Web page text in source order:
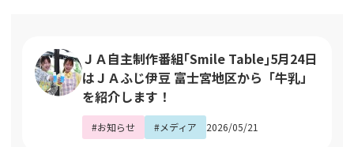
ＪＡ自主制作番組｢Smile Table｣5月24日
はＪＡふじ伊豆 富士宮地区から「牛乳」
を紹介します！
#お知らせ #メディア 2026/05/21